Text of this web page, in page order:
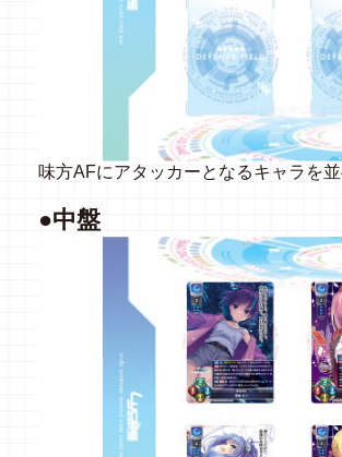
味方AFにアタッカーとなるキャラを
●中盤